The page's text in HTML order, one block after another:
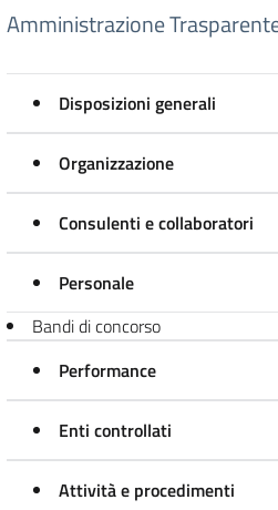
Amministrazione
Disposizioni generali
Organizzazione
Consulenti e collaboratori
Personale
Bandi di concorso
Performance
Enti controllati
Attività e procedimenti